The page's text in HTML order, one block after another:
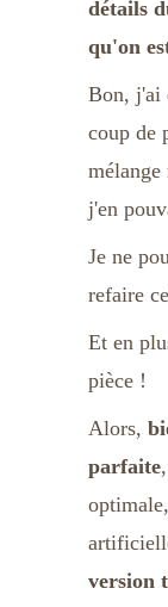
détails
qu'on
Bon, j'ai
coup de
mélange
j'en
Je ne
refaire
Et en
pièce !
Alors,
parfaite
version